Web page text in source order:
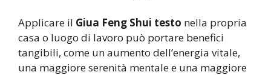
Applicare il Giua Feng Shui testo nella propria
casa o luogo di lavoro può portare benefici
tangibili, come un aumento dell’energia vitale,
una maggiore serenità mentale e una maggiore